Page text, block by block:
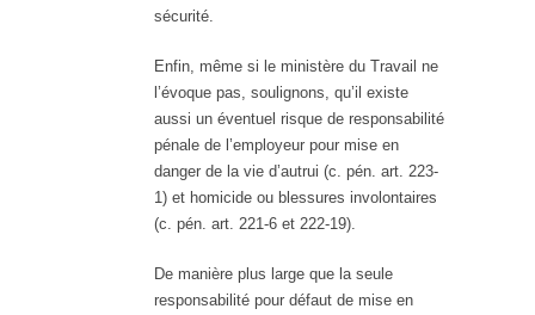
sécurité.
Enfin, même si le ministère du Travail ne
l’évoque pas, soulignons, qu’il existe
aussi un éventuel risque de responsabilité
pénale de l’employeur pour mise en
danger de la vie d’autrui (c. pén. art. 223-
1) et homicide ou blessures involontaires
(c. pén. art. 221-6 et 222-19).
De manière plus large que la seule
responsabilité pour défaut de mise en